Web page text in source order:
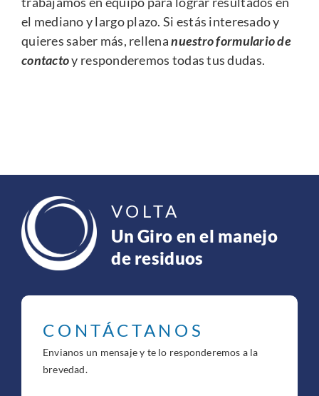
el mediano y largo plazo.Si estás interesado y
quieres saber más, rellenanuestro formulario de
contactoy responderemos todas tus dudas.
VOLTA
Un Giro en el manejo
de residuos
CONTÁCTANOS
Envianos un mensaje y te lo responderemos a la
brevedad.